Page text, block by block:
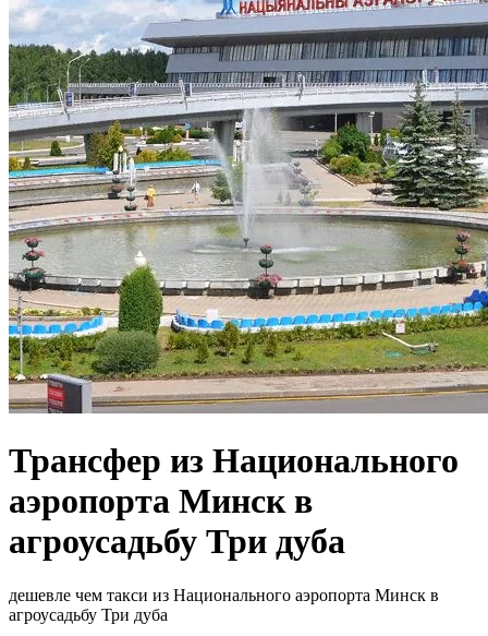
Трансфер из Национального
аэропорта Минск в
агроусадьбу Три дуба
дешевле чем такси из Национального аэропорта Минск в
агроусадьбу Три дуба